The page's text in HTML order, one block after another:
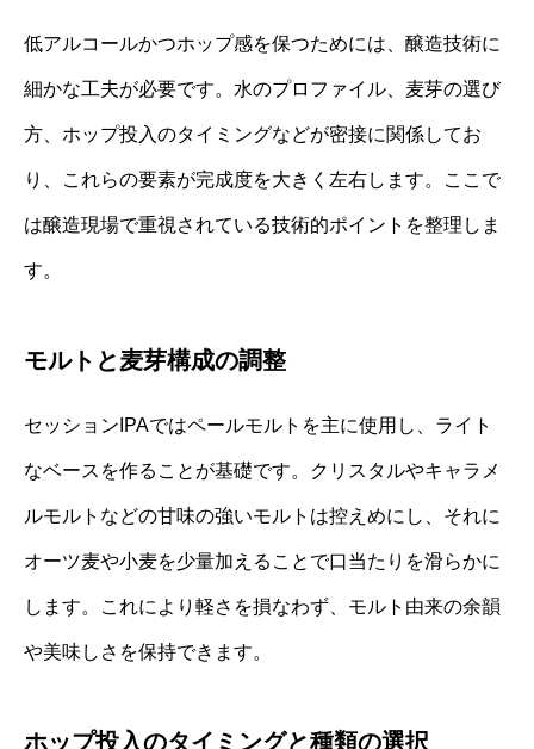
低アルコールかつホップ感を保つためには、醸造技術に
細かな工夫が必要です。水のプロファイル、麦芽の選び
方、ホップ投入のタイミングなどが密接に関係してお
り、これらの要素が完成度を大きく左右します。ここで
は醸造現場で重視されている技術的ポイントを整理しま
す。
モルトと麦芽構成の調整
セッションIPAではペールモルトを主に使用し、ライト
なベースを作ることが基礎です。クリスタルやキャラメ
ルモルトなどの甘味の強いモルトは控えめにし、それに
オーツ麦や小麦を少量加えることで口当たりを滑らかに
します。これにより軽さを損なわず、モルト由来の余韻
や美味しさを保持できます。
ホップ投入のタイミングと種類の選択